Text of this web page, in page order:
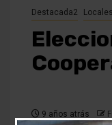
Destacada2 Locales
9 años atrás